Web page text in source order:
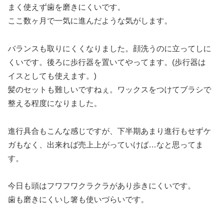
まく使えず歯を磨きにくいです。
ここ数ヶ月で一気に進んだような気がします。
バランスも取りにくくなりました。顔洗うのに立ってしに
くいです。後ろに歩行器を置いてやってます。(歩行器は
イスとしても使えます。)
髪のセットも難しいですねぇ。ワックスをつけてブラシで
整える程度になりました。
進行具合もこんな感じですが、下半期あまり進行もせずケ
ガもなく、出来れば売上上がっていけば…なと思ってま
す。
今日も頭はフワフワクラクラがあり歩きにくいです。
歯も磨きにくいし箸も使いづらいです。